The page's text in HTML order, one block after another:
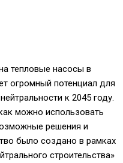
тепловые насосы в
огромный потенциал для
к 2045 году.
можно использовать
решения и
было создано в рамках
строительства»